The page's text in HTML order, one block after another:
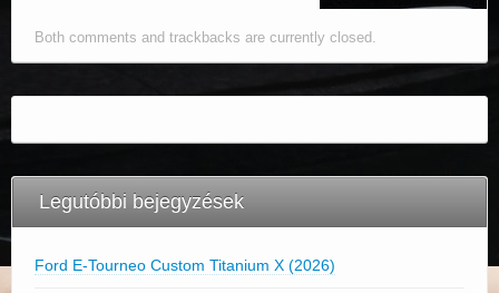
Both comments and trackbacks are currently closed.
Legutóbbi bejegyzések
Ford E-Tourneo Custom Titanium X (2026)